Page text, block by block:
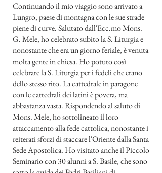
Continuando il mio viaggio sono arrivato a
Lungro, paese di montagna con le sue strade
piene di curve. Salutato dall'Ecc.mo Mons.
G. Mele, ho celebrato subito la S. Liturgia e
nonostante che era un giorno feriale, è venuta
molta gente in chiesa. Ho potuto così
celebrare la S. Liturgia per i fedeli che erano
dello stesso rito. La cattedrale in paragone
con le cattedrali dei latini è povera, ma
abbastanza vasta. Rispondendo al saluto di
Mons. Mele, ho sottolineato il loro
attaccamento alla fede cattolica, nonostante i
reiterati sforzi di staccare l'Oriente dalla Santa
Sede Apostolica. Ho visitato anche il Piccolo
Seminario con 30 alunni a S. Basile, che sono